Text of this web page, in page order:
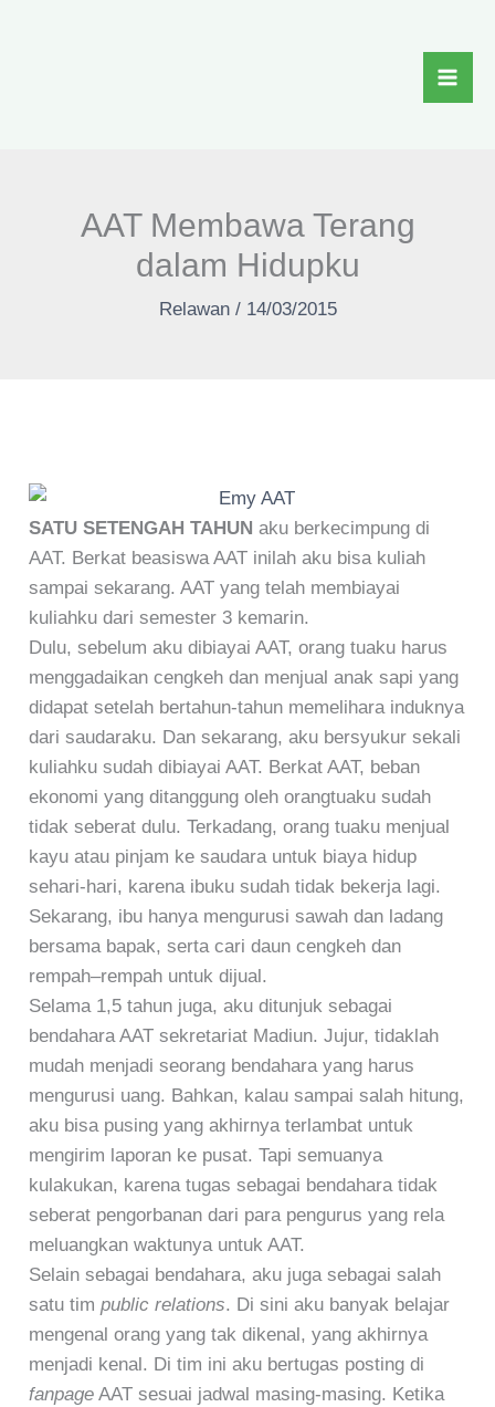
AAT Membawa Terang
dalam Hidupku
Relawan/ 14/03/2015
SATU SETENGAH TAHUN aku berkecimpung di
AAT. Berkat beasiswa AAT inilah aku bisa kuliah
sampai sekarang. AAT yang telah membiayai
kuliahku dari semester 3 kemarin.
Dulu, sebelum aku dibiayai AAT, orang tuaku harus
menggadaikan cengkeh dan menjual anak sapi yang
didapat setelah bertahun-tahun memelihara induknya
dari saudaraku. Dan sekarang, aku bersyukur sekali
kuliahku sudah dibiayai AAT. Berkat AAT, beban
ekonomi yang ditanggung oleh orangtuaku sudah
tidak seberat dulu. Terkadang, orang tuaku menjual
kayu atau pinjam ke saudara untuk biaya hidup
sehari-hari, karena ibuku sudah tidak bekerja lagi.
Sekarang, ibu hanya mengurusi sawah dan ladang
bersama bapak, serta cari daun cengkeh dan
rempah–rempah untuk dijual.
Selama 1,5 tahun juga, aku ditunjuk sebagai
bendahara AAT sekretariat Madiun. Jujur, tidaklah
mudah menjadi seorang bendahara yang harus
mengurusi uang. Bahkan, kalau sampai salah hitung,
aku bisa pusing yang akhirnya terlambat untuk
mengirim laporan ke pusat. Tapi semuanya
kulakukan, karena tugas sebagai bendahara tidak
seberat pengorbanan dari para pengurus yang rela
meluangkan waktunya untuk AAT.
Selain sebagai bendahara, aku juga sebagai salah
satu timpublic relations. Di sini aku banyak belajar
mengenal orang yang tak dikenal, yang akhirnya
menjadi kenal. Di tim ini aku bertugas posting di
fanpage AAT sesuai jadwal masing-masing. Ketika